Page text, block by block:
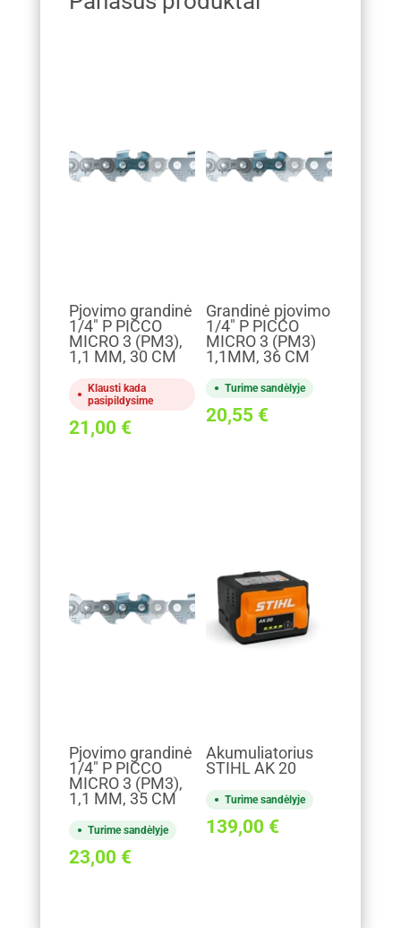
Pjovimo grandinė
1/4" P PICCO
MICRO 3 (PM3),
1,1 MM, 30 CM
Klausti kada
pasipildysime
21,00 €
Grandinė pjovimo
1/4" P PICCO
MICRO 3 (PM3)
1,1MM, 36 CM
Turime sandėlyje
20,55 €
Pjovimo grandinė
1/4" P PICCO
MICRO 3 (PM3),
1,1 MM, 35 CM
Turime sandėlyje
23,00 €
Akumuliatorius
STIHL AK 20
Turime sandėlyje
139,00 €